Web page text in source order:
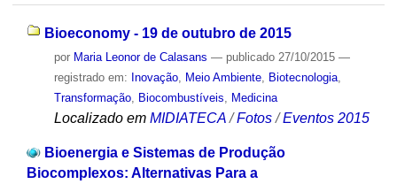
Bioeconomy - 19 de outubro de 2015
por Maria Leonor de Calasans — publicado27/10/2015 —
registrado em: Inovação, Meio Ambiente, Biotecnologia,
Transformação, Biocombustíveis Medicina
Localizado em MIDIATECA /Fotos /Eventos 2015
Bioenergia e Sistemas de Produção
Biocomplexos: Alternativas Para a